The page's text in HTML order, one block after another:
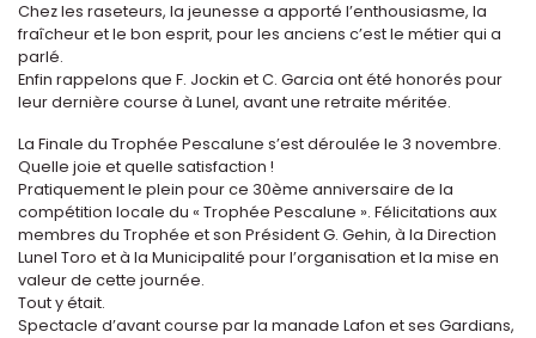
Chez les raseteurs, la jeunesse a apporté l’enthousiasme, la
fraîcheur et le bon esprit, pour les anciens c’est le métier qui a
parlé.
Enfin rappelons que F. Jockin et C. Garcia ont été honorés pour
leur dernière course à Lunel, avant une retraite méritée.
La Finale du Trophée Pescalune s’est déroulée le 3 novembre.
Quelle joie et quelle satisfaction !
Pratiquement le plein pour ce 30ème anniversaire de la
compétition locale du « Trophée Pescalune ». Félicitations aux
membres du Trophée et son Président G. Gehin, à la Direction
Lunel Toro et à la Municipalité pour l’organisation et la mise en
valeur de cette journée.
Tout y était.
Spectacle d’avant course par la manade Lafon et ses Gardians,